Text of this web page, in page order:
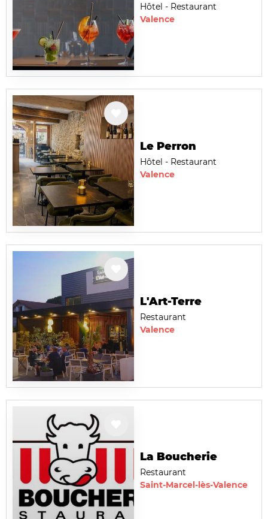
Hôtel - Restaurant
Valence
Le Perron
Hôtel - Restaurant
Valence
L'Art-Terre
Restaurant
Valence
La Boucherie
Restaurant
Saint-Marcel-lès-Valence